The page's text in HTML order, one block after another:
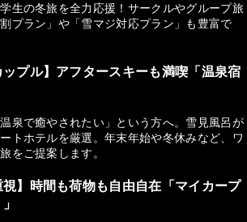
生の冬旅を全力応援！サークルやグループ旅
プラン」や「雪マジ対応プラン」も豊富で
プル】アフタースキーも満喫「温泉宿
泉で癒やされたい」という方へ。雪見風呂が
トホテルを厳選。年末年始や冬休みなど、ワ
をご提案します。
】時間も荷物も自由自在「マイカープ